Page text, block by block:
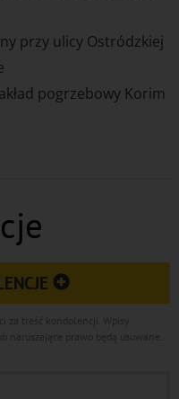
przy ulicy Ostródzkiej
pogrzebowy Korim